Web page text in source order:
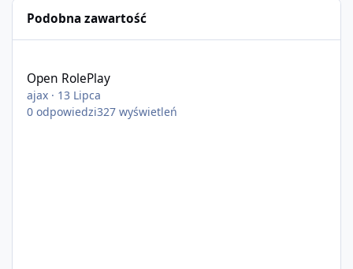
Podobna zawartość
Open RolePlay
ajax · 13 Lipca
0 odpowiedzi327 wyświetleń